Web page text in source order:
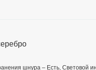
шнура – Есть, Световой